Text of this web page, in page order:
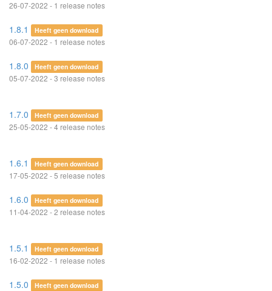
26-07-2022 - 1 release notes
1.8.1 Heeft geen download
06-07-2022 - 1 release notes
1.8.0 Heeft geen download
05-07-2022 - 3 release notes
1.7.0 Heeft geen download
25-05-2022 - 4 release notes
1.6.1 Heeft geen download
17-05-2022 - 5 release notes
1.6.0 Heeft geen download
11-04-2022 - 2 release notes
1.5.1 Heeft geen download
16-02-2022 - 1 release notes
1.5.0 Heeft geen download